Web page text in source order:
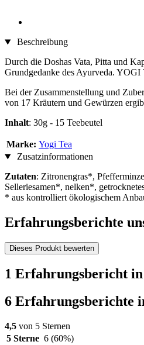
Beschreibung
Durch die Doshas Vata, Pitta und
Grundgedanke des Ayurveda. YOGI
Bei der Zusammenstellung und
von 17 Kräutern und Gewürzen
Inhalt: 30g - 15 Teebeutel
Marke: Yogi Tea
Zusatzinformationen
Zutaten: Zitronengras*,
Selleriesamen*, nelken*,
* aus kontrolliert ökologischem
Erfahrungsberichte
Dieses Produkt bewerten
1 Erfahrungsbericht
6 Erfahrungsberichte
4,5 von 5 Sternen
5 Sterne 6 (60%)